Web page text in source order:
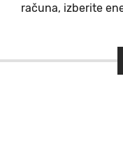
računa, izberite